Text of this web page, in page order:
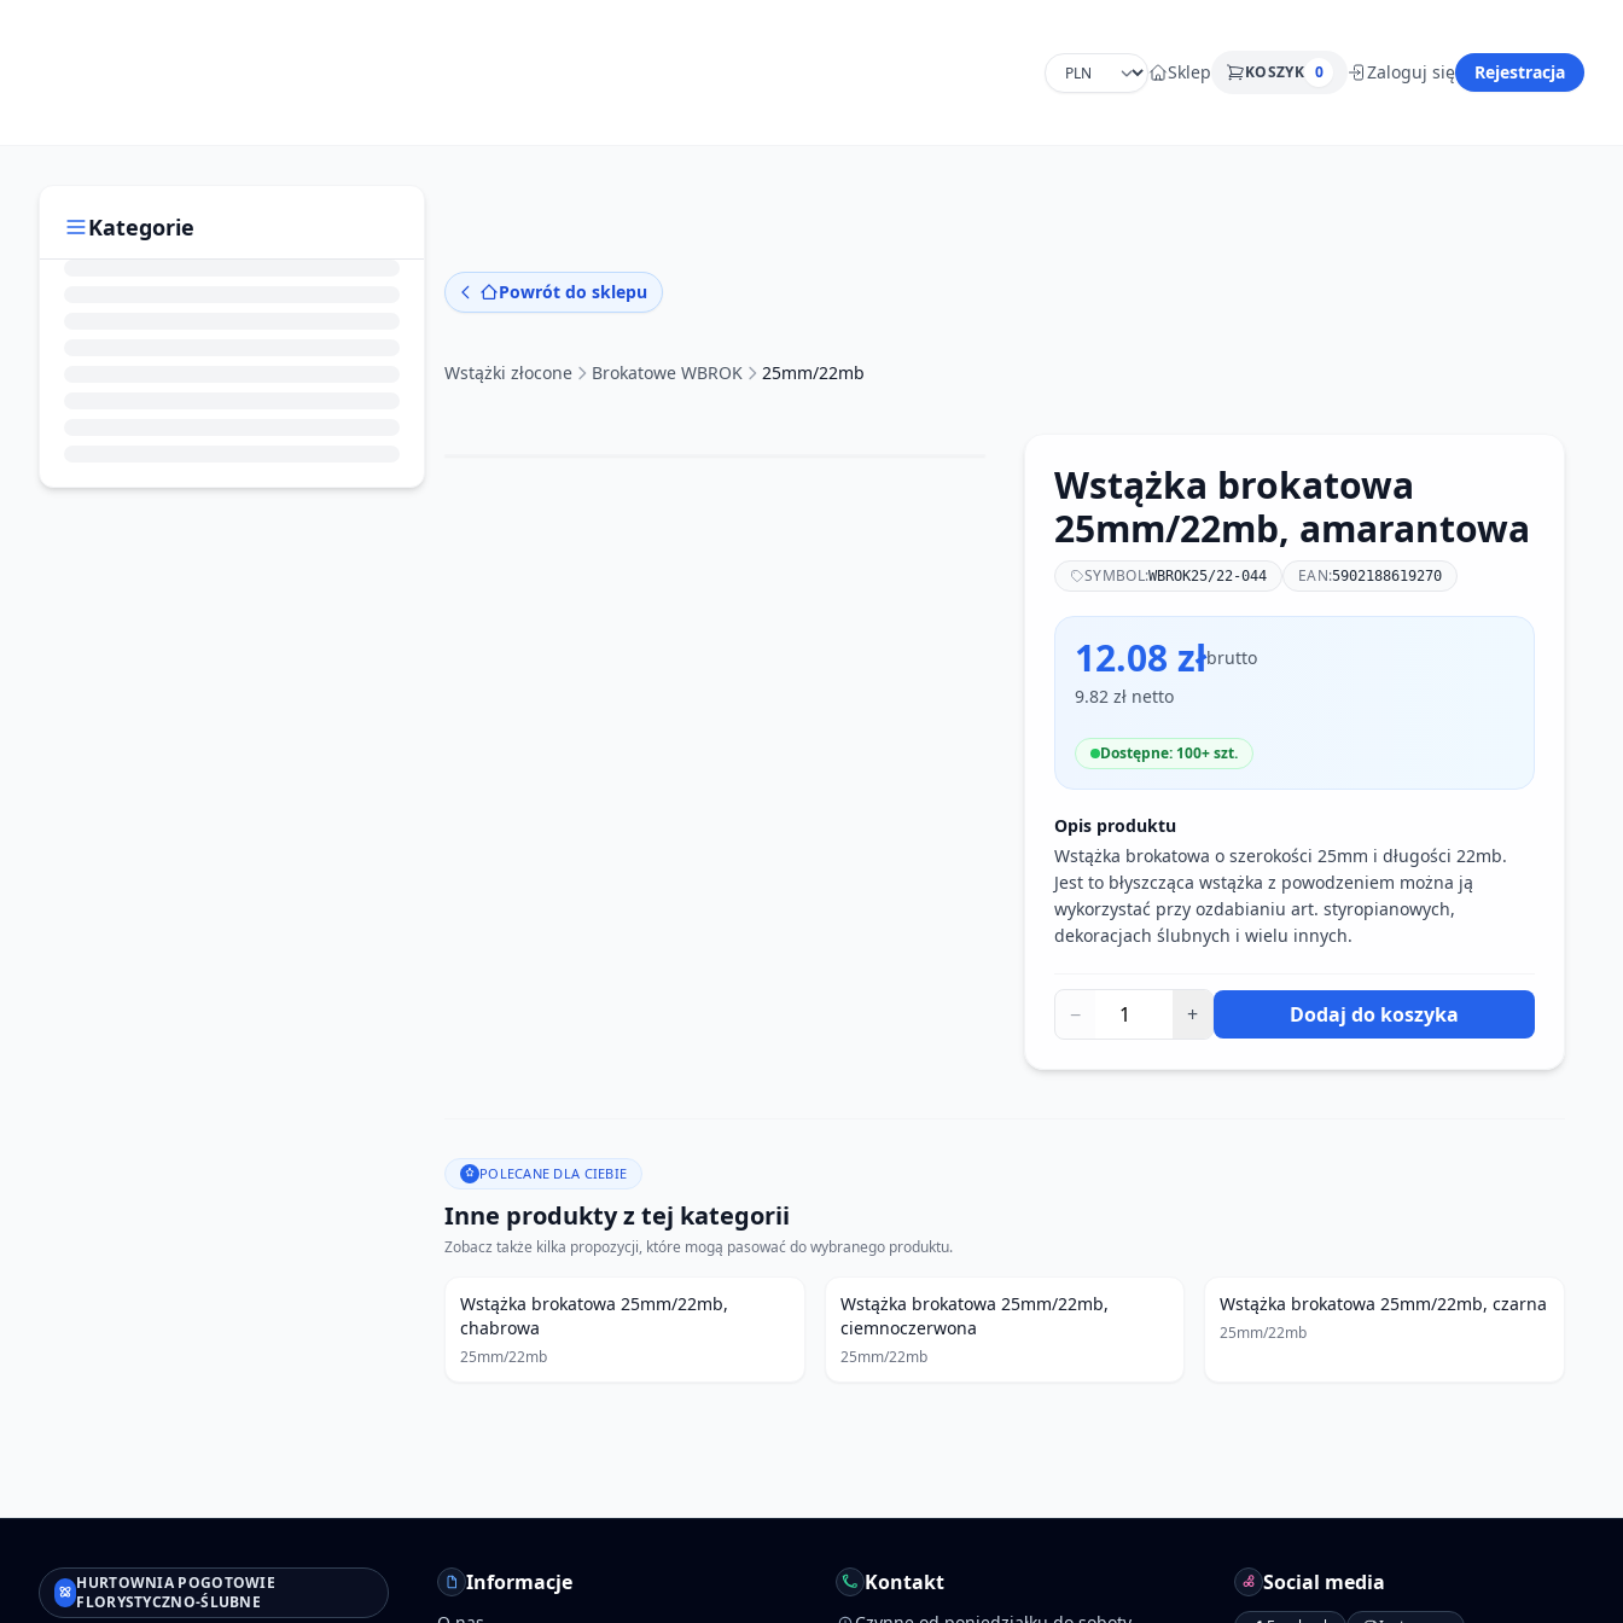
Sklep KOSZYK 0 Zaloguj się Rejestracja
Kategorie
Powrót do sklepu
Wstążki złocone Brokatowe WBROK 25mm/22mb
Wstążka brokatowa
25mm/22mb, amarantowa
SYMBOL:WBROK25/22-044 EAN:5902188619270
12.08 złbrutto
9.82 zł netto
Dostępne: 100+ szt.
Opis produktu
Wstążka brokatowa o szerokości 25mm i długości 22mb.
Jest to błyszcząca wstążka z powodzeniem można ją
wykorzystać przy ozdabianiu art. styropianowych,
dekoracjach ślubnych i wielu innych.
− + Dodaj do koszyka
POLECANE DLA CIEBIE
Inne produkty z tej kategorii
Zobacz także kilka propozycji, które mogą pasować do wybranego produktu.
Wstążka brokatowa 25mm/22mb,
chabrowa
25mm/22mb
Wstążka brokatowa 25mm/22mb,
ciemnoczerwona
25mm/22mb
Wstążka brokatowa 25mm/22mb, czarna
25mm/22mb
HURTOWNIA POGOTOWIE
FLORYSTYCZNO-ŚLUBNE
Informacje Kontakt Social media